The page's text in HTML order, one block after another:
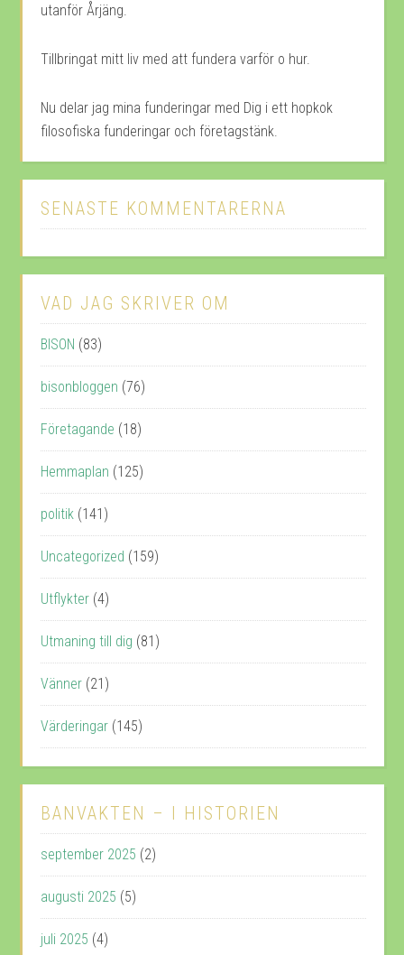
utanför Årjäng.
Tillbringat mitt liv med att fundera varför o hur.
Nu delar jag mina funderingar med Dig i ett hopkok
filosofiska funderingar och företagstänk.
SENASTE KOMMENTARERNA
VAD JAG SKRIVER OM
BISON (83)
bisonbloggen (76)
Företagande (18)
Hemmaplan (125)
politik (141)
Uncategorized (159)
Utflykter (4)
Utmaning till dig (81)
Vänner (21)
Värderingar (145)
BANVAKTEN – I HISTORIEN
september 2025 (2)
augusti 2025 (5)
juli 2025 (4)